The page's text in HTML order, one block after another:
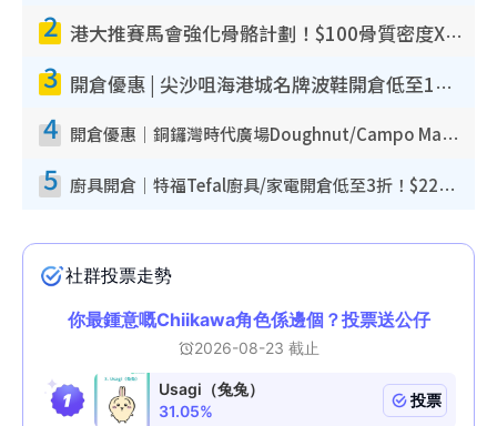
2 港大推賽馬會強化骨骼計劃！$100骨質密度X光檢查 完成免費運動訓練送超市禮券！附參加資格
3 開倉優惠 | 尖沙咀海港城名牌波鞋開倉低至1折！On鞋$899起／Joy&Peace鞋履$98起
4 開倉優惠｜銅鑼灣時代廣場Doughnut/Campo Marzio開倉低至1折！背囊、書包、手袋劈價$200起
5 廚具開倉｜特福Tefal廚具/家電開倉低至3折！$220起買平底鍋/炒鑊/湯煲！電飯煲/吸塵機/燙斗$418起